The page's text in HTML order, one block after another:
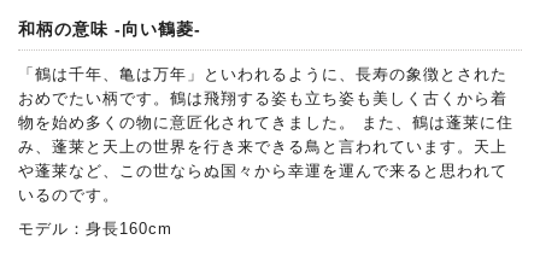
和柄の意味 -向い鶴菱-
「鶴は千年、亀は万年」といわれるように、長寿の象徴とされた
おめでたい柄です。鶴は飛翔する姿も立ち姿も美しく古くから着
物を始め多くの物に意匠化されてきました。 また、鶴は蓬莱に住
み、蓬莱と天上の世界を行き来できる鳥と言われています。天上
や蓬莱など、この世ならぬ国々から幸運を運んで来ると思われて
いるのです。
モデル：身長160cm